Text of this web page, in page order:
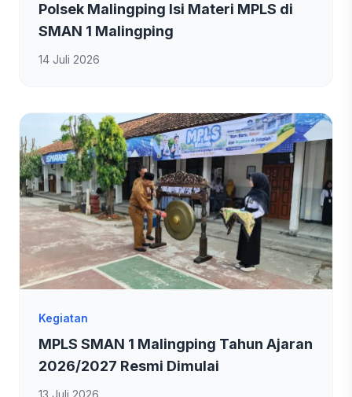
Polsek Malingping Isi Materi MPLS di
SMAN 1 Malingping
14 Juli 2026
Kegiatan
MPLS SMAN 1 Malingping Tahun Ajaran
2026/2027 Resmi Dimulai
13 Juli 2026